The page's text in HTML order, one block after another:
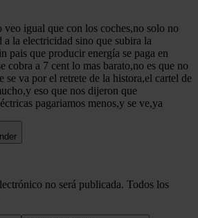
veo igual que con los coches,no solo no
a la electricidad sino que subira la
pais que producir energía se paga en
cobra a 7 cent lo mas barato,no es que no
se va por el retrete de la histora,el cartel de
eso que nos dijeron que
pagariamos menos,y se ve,ya
no será publicada. Todos los